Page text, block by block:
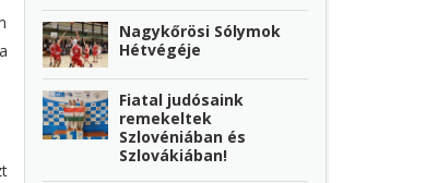
Nagykőrösi Sólymok
Hétvégéje
Fiatal judósaink
remekeltek
Szlovéniában és
Szlovákiában!